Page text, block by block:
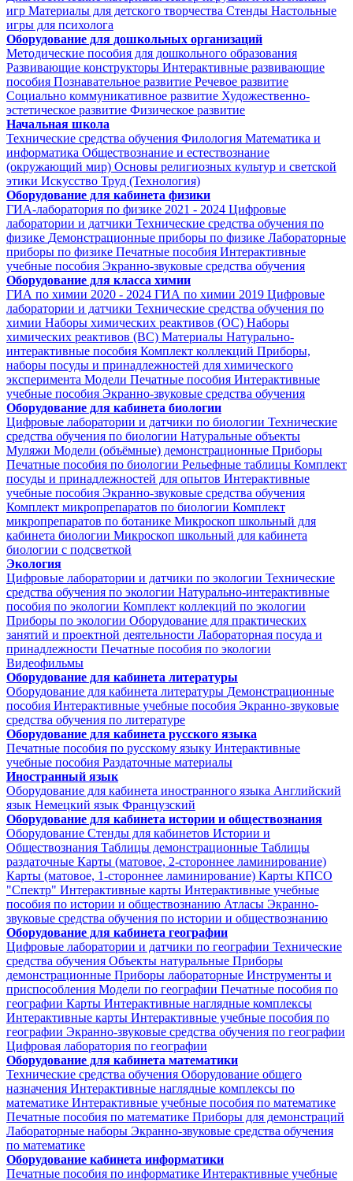
игр Материалы для детского творчества Стенды Настольные
игры для психолога
Оборудование для дошкольных организаций
Методические пособия для дошкольного образования
Развивающие конструкторы Интерактивные развивающие
пособия Познавательное развитие Речевое развитие
Социально коммуникативное развитие Художественно-
эстетическое развитие Физическое развитие
Начальная школа
Технические средства обучения Филология Математика и
информатика Обществознание и естествознание
(окружающий мир) Основы религиозных культур и светской
этики Искусство Труд (Технология)
Оборудование для кабинета физики
ГИА-лаборатория по физике 2021 - 2024 Цифровые
лаборатории и датчики Технические средства обучения по
физике Демонстрационные приборы по физике Лабораторные
приборы по физике Печатные пособия Интерактивные
учебные пособия Экранно-звуковые средства обучения
Оборудование для класса химии
ГИА по химии 2020 - 2024 ГИА по химии 2019 Цифровые
лаборатории и датчики Технические средства обучения по
химии Наборы химических реактивов (ОС) Наборы
химических реактивов (ВС) Материалы Натурально-
интерактивные пособия Комплект коллекций Приборы,
наборы посуды и принадлежностей для химического
эксперимента Модели Печатные пособия Интерактивные
учебные пособия Экранно-звуковые средства обучения
Оборудование для кабинета биологии
Цифровые лаборатории и датчики по биологии Технические
средства обучения по биологии Натуральные объекты
Муляжи Модели (объёмные) демонстрационные Приборы
Печатные пособия по биологии Рельефные таблицы Комплект
посуды и принадлежностей для опытов Интерактивные
учебные пособия Экранно-звуковые средства обучения
Комплект микропрепаратов по биологии Комплект
микропрепаратов по ботанике Микроскоп школьный для
кабинета биологии Микроскоп школьный для кабинета
биологии с подсветкой
Экология
Цифровые лаборатории и датчики по экологии Технические
средства обучения по экологии Натурально-интерактивные
пособия по экологии Комплект коллекций по экологии
Приборы по экологии Оборудование для практических
занятий и проектной деятельности Лабораторная посуда и
принадлежности Печатные пособия по экологии
Видеофильмы
Оборудование для кабинета литературы
Оборудование для кабинета литературы Демонстрационные
пособия Интерактивные учебные пособия Экранно-звуковые
средства обучения по литературе
Оборудование для кабинета русского языка
Печатные пособия по русскому языку Интерактивные
учебные пособия Раздаточные материалы
Иностранный язык
Оборудование для кабинета иностранного языка Английский
язык Немецкий язык Французский
Оборудование для кабинета истории и обществознания
Оборудование Стенды для кабинетов Истории и
Обществознания Таблицы демонстрационные Таблицы
раздаточные Карты (матовое, 2-стороннее ламинирование)
Карты (матовое, 1-стороннее ламинирование) Карты КПСО
"Спектр" Интерактивные карты Интерактивные учебные
пособия по истории и обществознанию Атласы Экранно-
звуковые средства обучения по истории и обществознанию
Оборудование для кабинета географии
Цифровые лаборатории и датчики по географии Технические
средства обучения Объекты натуральные Приборы
демонстрационные Приборы лабораторные Инструменты и
приспособления Модели по географии Печатные пособия по
географии Карты Интерактивные наглядные комплексы
Интерактивные карты Интерактивные учебные пособия по
географии Экранно-звуковые средства обучения по географии
Цифровая лаборатория по географии
Оборудование для кабинета математики
Технические средства обучения Оборудование общего
назначения Интерактивные наглядные комплексы по
математике Интерактивные учебные пособия по математике
Печатные пособия по математике Приборы для демонстраций
Лабораторные наборы Экранно-звуковые средства обучения
по математике
Оборудование кабинета информатики
Печатные пособия по информатике Интерактивные учебные